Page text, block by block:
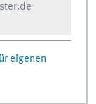
eigenen